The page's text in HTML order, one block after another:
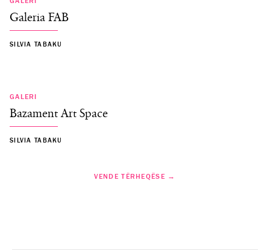
Galeria FAB
SILVIA TABAKU
GALERI
Bazament Art Space
SILVIA TABAKU
VENDE TËRHEQËSE →